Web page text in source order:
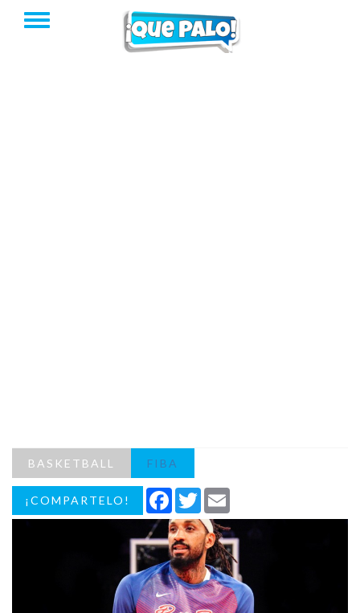
BASKETBALL FIBA
¡COMPARTELO! Facebook
Twitter